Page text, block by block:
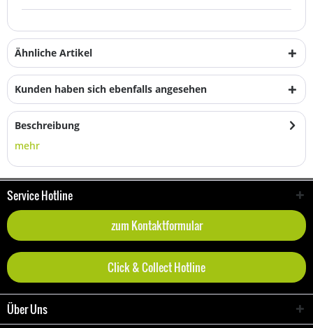
Ähnliche Artikel
Kunden haben sich ebenfalls angesehen
Beschreibung
mehr
Service Hotline
zum Kontaktformular
Click & Collect Hotline
Über Uns